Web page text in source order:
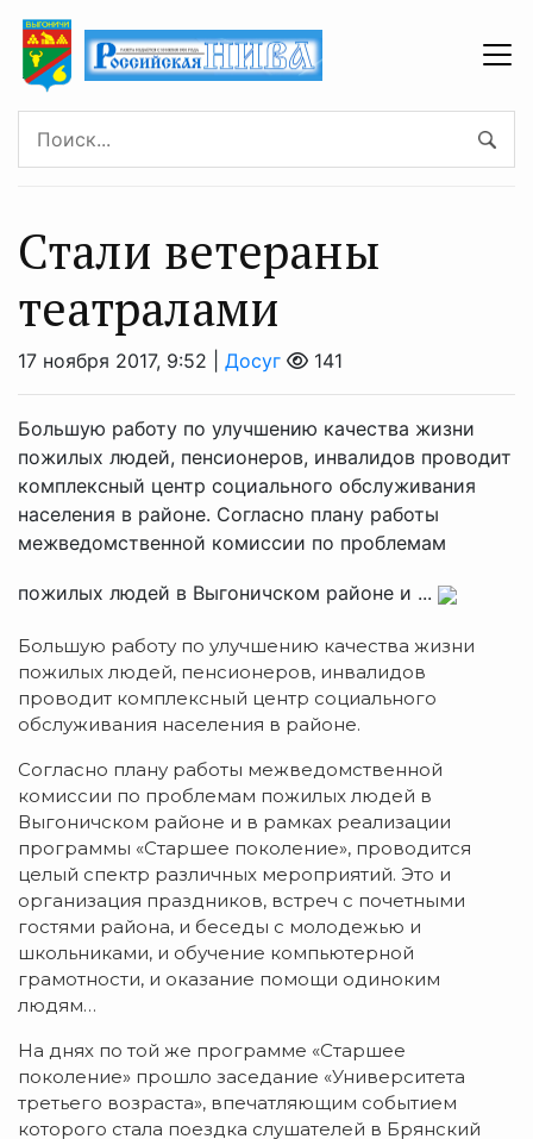
Стали ветераны
театралами
17 ноября 2017, 9:52 | Досуг 141
Большую работу по улучшению качества жизни
пожилых людей, пенсионеров, инвалидов проводит
комплексный центр социального обслуживания
населения в районе. Согласно плану работы
межведомственной комиссии по проблемам
пожилых людей в Выгоничском районе и ...
Большую работу по улучшению качества жизни
пожилых людей, пенсионеров, инвалидов
проводит комплексный центр социального
обслуживания населения в районе.
Согласно плану работы межведомственной
комиссии по проблемам пожилых людей в
Выгоничском районе и в рамках реализации
программы «Старшее поколение», проводится
целый спектр различных мероприятий. Это и
организация праздников, встреч с почетными
гостями района, и беседы с молодежью и
школьниками, и обучение компьютерной
грамотности, и оказание помощи одиноким
людям…
На днях по той же программе «Старшее
поколение» прошло заседание «Университета
третьего возраста», впечатляющим событием
которого стала поездка слушателей в Брянский